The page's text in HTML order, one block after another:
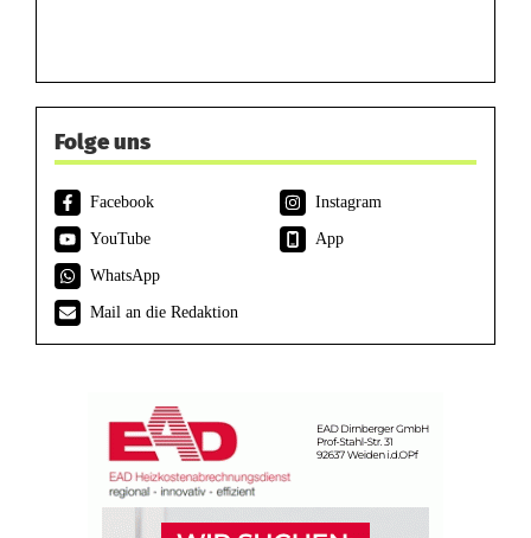
Folge uns
Facebook
Instagram
YouTube
App
WhatsApp
Mail an die Redaktion